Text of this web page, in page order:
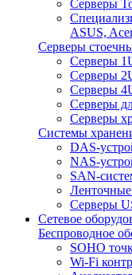
Серверы
ASUS,
Серверы
Серверы
Серверы
Серверы
Серверы
Серверы
Системы
DAS-
NAS-
SAN-
Ленточные
Серверы
Сетевое
Беспроводное
SOHO
Wi-Fi